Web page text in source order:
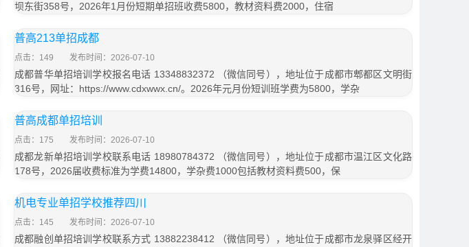
坝东街358号，2026年1月份短期单招班收费5800，教材资料费2000，住宿
普高213单招成都
点击：149 发布时间：2026-07-10
成都普华单招培训学校报名电话 13348832372 （微信同号），地址位于成都市郫都区文明街
316号，网址：https://www.cdxwwx.cn/。2026年元月份短训班学费为5800，学杂
普高成都单招培训
点击：175 发布时间：2026-07-10
成都龙新单招培训学校联系电话 18980784372 （微信同号），地址位于成都市温江区文化路
178号，2026届收费标准为学费14800，学杂费1000包括教材资料费500，保
机电专业单招学校推荐四川
点击：145 发布时间：2026-07-10
成都融创单招培训学校联系方式 13882238412 （微信同号），地址位于成都市龙泉驿区经开